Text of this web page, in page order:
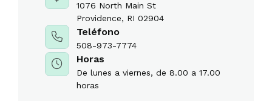
1076 North Main St
Providence, RI 02904
Teléfono
508-973-7774
Horas
De lunes a viernes, de 8.00 a 17.00
horas